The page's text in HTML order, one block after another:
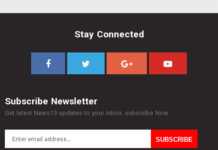
Stay Connected
Subscribe Newsletter
Get latest News13 updates to your inbox. subscribe Now